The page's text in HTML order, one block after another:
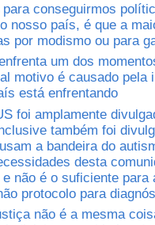
conseguirmos
nosso país, é que a
por modismo ou para
um dos
motivo é causado pela
está enfrentando
foi amplamente
também foi
a bandeira do
desta
não é o suficiente para
protocolo para
não é a mesma